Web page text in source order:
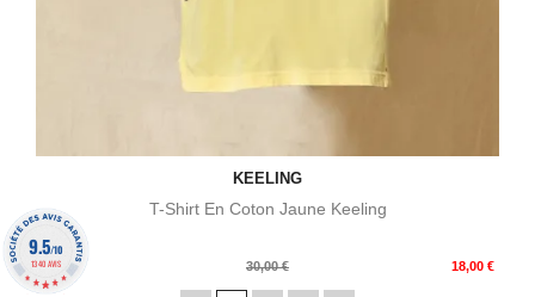
KEELING
T-Shirt En Coton Jaune Keeling
55,00 €
Prix
de
30,00 € 18,00 €
Prix
9.5/10
1340 AVIS